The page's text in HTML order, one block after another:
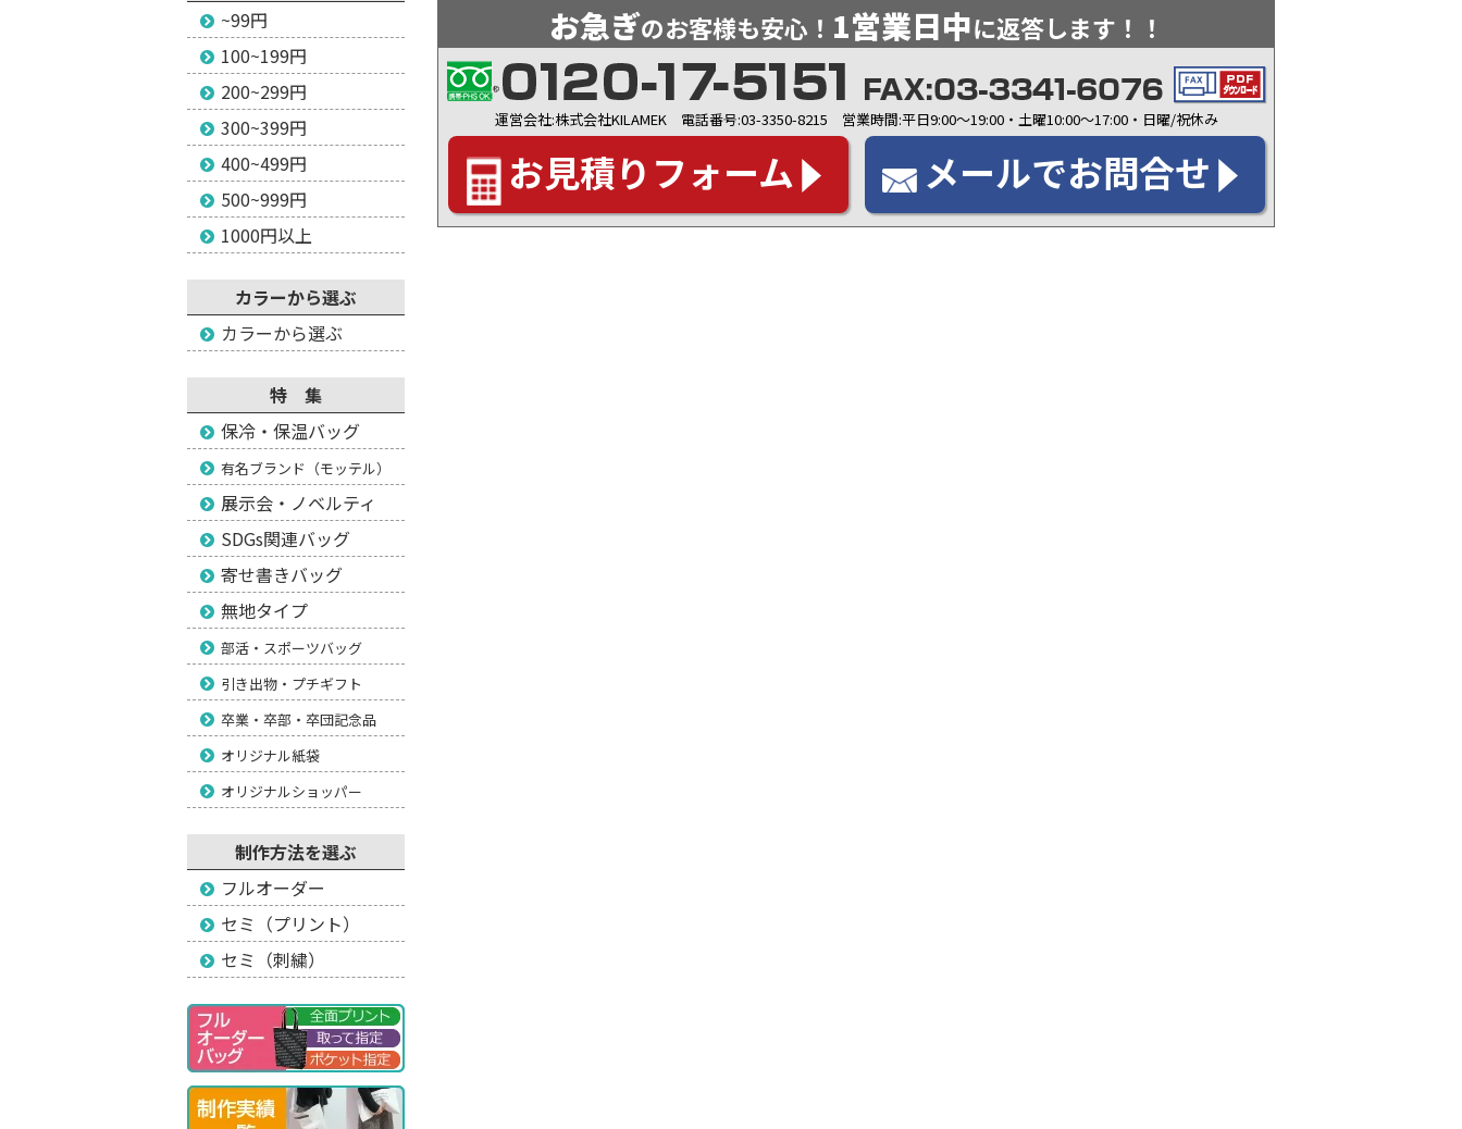
お急ぎのお客様も安心！ 1営業日中に返答します！！
運営会社:株式会社KILAMEK 電話番号:03-3350-8215 営業時間:平日9:00～19:00・土曜10:00～17:00・日曜/祝休み
お見積りフォーム メールでお問合せ
~99円
100~199円
200~299円
300~399円
400~499円
500~999円
1000円以上
カラーから選ぶ
カラーから選ぶ
特 集
保冷・保温バッグ
有名ブランド（モッテル）
展示会・ノベルティ
SDGs関連バッグ
寄せ書きバッグ
無地タイプ
部活・スポーツバッグ
引き出物・プチギフト
卒業・卒部・卒団記念品
オリジナル紙袋
オリジナルショッパー
制作方法を選ぶ
フルオーダー
セミ（プリント）
セミ（刺繍）